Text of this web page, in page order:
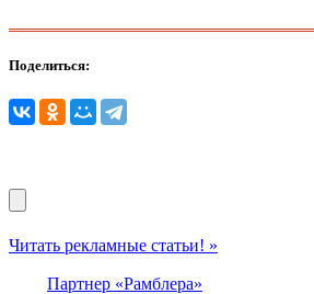
Поделиться:
Читать рекламные статьи! »
Партнер «Рамблера»